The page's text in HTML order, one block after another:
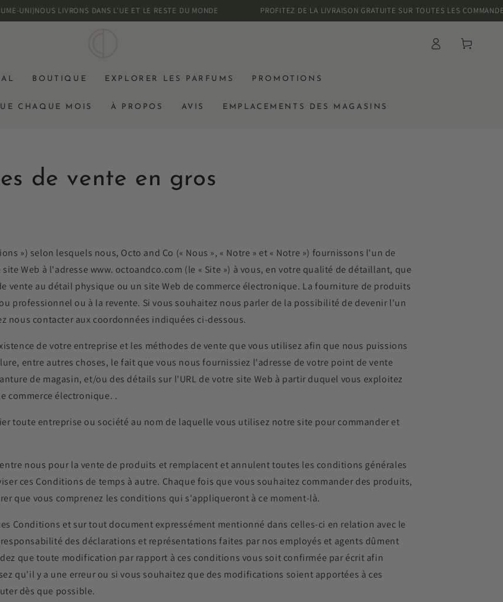
NOUS LIVRONS DANS L'UE ET LE RESTE DU MONDE PROFITEZ DE LA LIVRAISON GRATUITE SUR TOUTES LES COMMANDES
BOUTIQUE EXPLORER LES PARFUMS PROMOTIONS
CHAQUE MOIS À PROPOS AVIS EMPLACEMENTS DES MAGASINS
Connexion Panier
de vente en gros
») selon lesquels nous, Octo and Co (« Nous », « Notre » et « Notre ») fournissons l'un de
Web à l'adresse www. octoandco.com (le « Site ») à vous, en votre qualité de détaillant, que
vente au détail physique ou un site Web de commerce électronique. La fourniture de produits
professionnel ou à la revente. Si vous souhaitez nous parler de la possibilité de devenir l'un
nous contacter aux coordonnées indiquées ci-dessous.
de votre entreprise et les méthodes de vente que vous utilisez afin que nous puissions
entre autres choses, le fait que vous nous fournissiez l'adresse de votre point de vente
de magasin, et/ou des détails sur l'URL de votre site Web à partir duquel vous exploitez
commerce électronique. .
toute entreprise ou société au nom de laquelle vous utilisez notre site pour commander et
nous pour la vente de produits et remplacent et annulent toutes les conditions générales
ces Conditions de temps à autre. Chaque fois que vous souhaitez commander des produits,
que vous comprenez les conditions qui s'appliqueront à ce moment-là.
Conditions et sur tout document expressément mentionné dans celles-ci en relation avec le
des déclarations et représentations faites par nos employés et agents dûment
que toute modification par rapport à ces conditions vous soit confirmée par écrit afin
qu'il y a une erreur ou si vous souhaitez que des modifications soient apportées à ces
dès que possible.